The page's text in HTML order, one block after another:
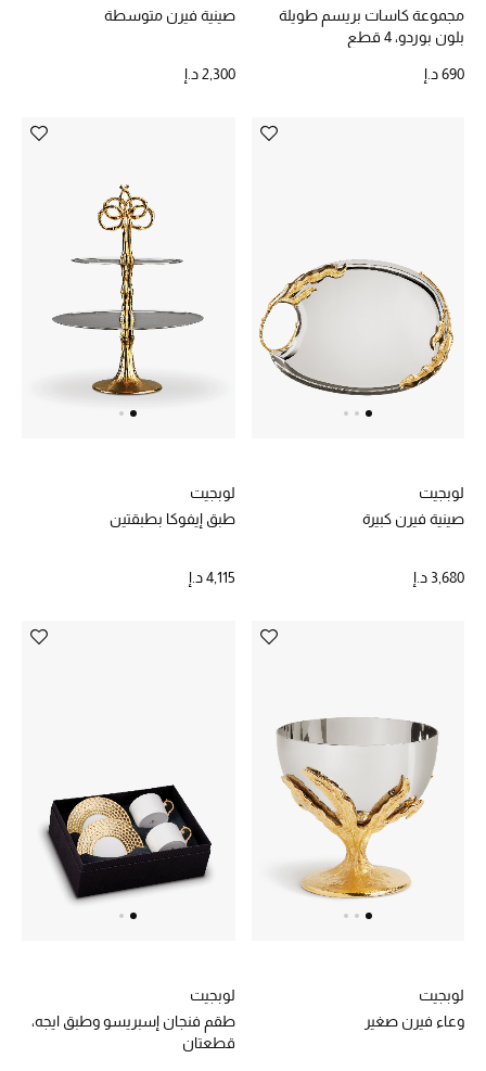
مجموعة كاسات بريسم طويلة
بلون بوردو، 4 قطع
690 د.إ
صينية فيرن متوسطة
2,300 د.إ
لوبجيت
صينية فيرن كبيرة
3,680 د.إ
لوبجيت
طبق إيفوكا بطبقتين
4,115 د.إ
لوبجيت
وعاء فيرن صغير
لوبجيت
طقم فنجان إسبريسو وطبق ايجه،
قطعتان